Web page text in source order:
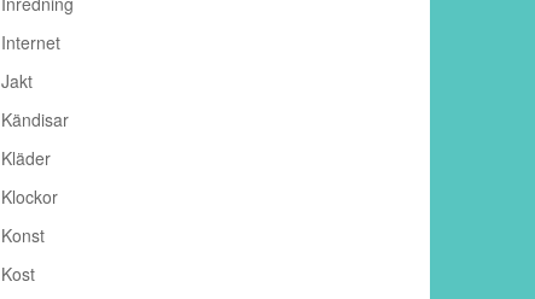
Internet
Jakt
Kändisar
Kläder
Klockor
Konst
Kost